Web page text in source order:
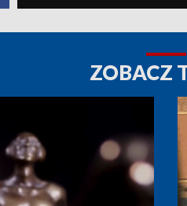
ZOBACZ